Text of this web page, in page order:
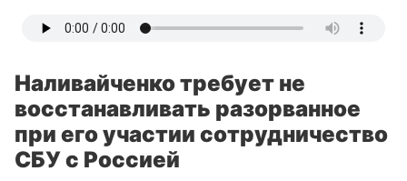
Наливайченко требует не
восстанавливать разорванное
при его участии сотрудничество
СБУ с Россией